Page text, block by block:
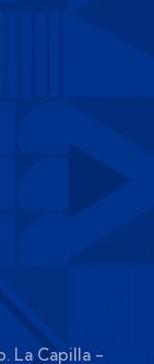
La Capilla -